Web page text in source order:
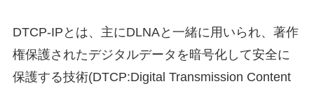
DTCP-IPとは、主にDLNAと一緒に用いられ、著作
権保護されたデジタルデータを暗号化して安全に
保護する技術(DTCP:Digital Transmission Content